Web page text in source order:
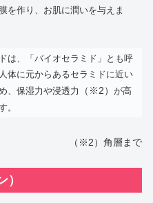
を作り、お肌に潤いを与えま
は、「バイオセラミド」とも呼
体に元からあるセラミドに近い
、保湿力や浸透力
（※2） が高
。
（※2）角層まで